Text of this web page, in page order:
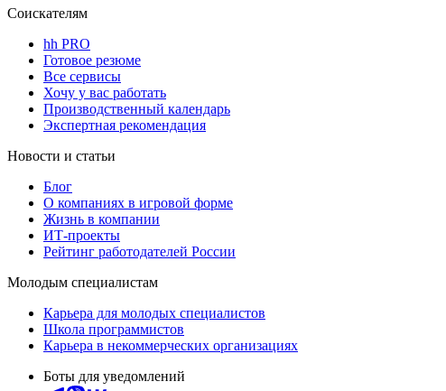
Соискателям
hh PRO
Готовое резюме
Все сервисы
Хочу у вас работать
Производственный календарь
Экспертная рекомендация
Новости и статьи
Блог
О компаниях в игровой форме
Жизнь в компании
ИТ-проекты
Рейтинг работодателей России
Молодым специалистам
Карьера для молодых специалистов
Школа программистов
Карьера в некоммерческих организациях
Боты для уведомлений